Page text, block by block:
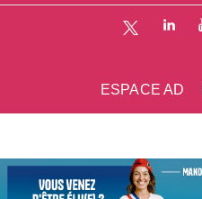
ESPACE AD